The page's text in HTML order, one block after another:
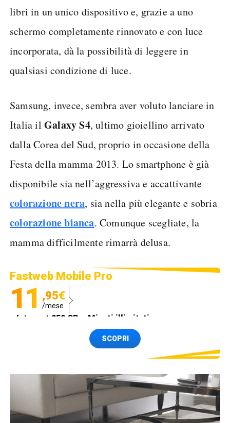
libri in un unico dispositivo e, grazie a uno
schermo completamente rinnovato e con luce
incorporata, dà la possibilità di leggere in
qualsiasi condizione di luce.
Samsung, invece, sembra aver voluto lanciare in
Italia il Galaxy S4, ultimo gioiellino arrivato
dalla Corea del Sud, proprio in occasione della
Festa della mamma 2013. Lo smartphone è già
disponibile sia nell’aggressiva e accattivante
colorazione nera, sia nella più elegante e sobria
colorazione bianca. Comunque scegliate, la
mamma difficilmente rimarrà delusa.
Fastweb Mobile Pro
11 ,95€
/mese
Internet 250 GB e Minuti illimitati
Spedizione SIM GRATISSCOPRI